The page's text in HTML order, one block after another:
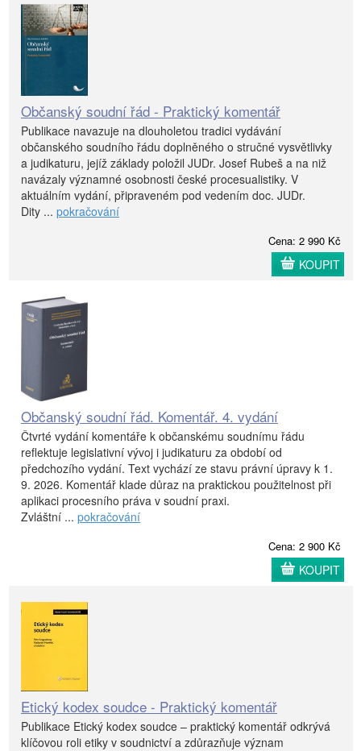
Občanský soudní řád - Praktický komentář
Publikace navazuje na dlouholetou tradici vydávání
občanského soudního řádu doplněného o stručné vysvětlivky
a judikaturu, jejíž základy položil JUDr. Josef Rubeš a na niž
navázaly významné osobnosti české procesualistiky. V
aktuálním vydání, připraveném pod vedením doc. JUDr.
Dity ... pokračování
Cena: 2 990 Kč
KOUPIT
Občanský soudní řád. Komentář. 4. vydání
Čtvrté vydání komentáře k občanskému soudnímu řádu
reflektuje legislativní vývoj i judikaturu za období od
předchozího vydání. Text vychází ze stavu právní úpravy k 1.
9. 2026. Komentář klade důraz na praktickou použitelnost při
aplikaci procesního práva v soudní praxi.
Zvláštní ... pokračování
Cena: 2 900 Kč
KOUPIT
Etický kodex soudce - Praktický komentář
Publikace Etický kodex soudce – praktický komentář odkrývá
klíčovou roli etiky v soudnictví a zdůrazňuje význam